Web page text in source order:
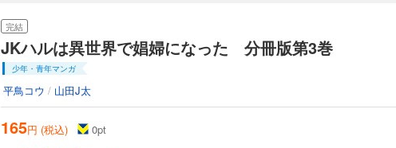
完結
JKハルは異世界で娼婦になった 分冊版第3巻
少年・青年マンガ
平鳥コウ / 山田J太
165円 (税込) 0pt